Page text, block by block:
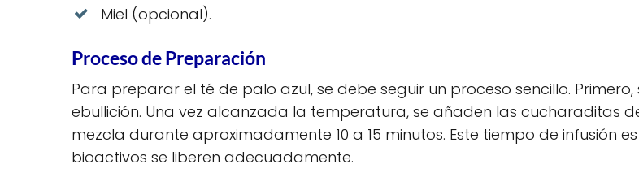
Miel (opcional).
Proceso de Preparación
Para preparar el té de palo azul, se debe seguir un proceso sencillo.
ebullición. Una vez alcanzada la temperatura, se añaden las cucharaditas
mezcla durante aproximadamente 10 a 15 minutos. Este tiempo de infusión
bioactivos se liberen adecuadamente.